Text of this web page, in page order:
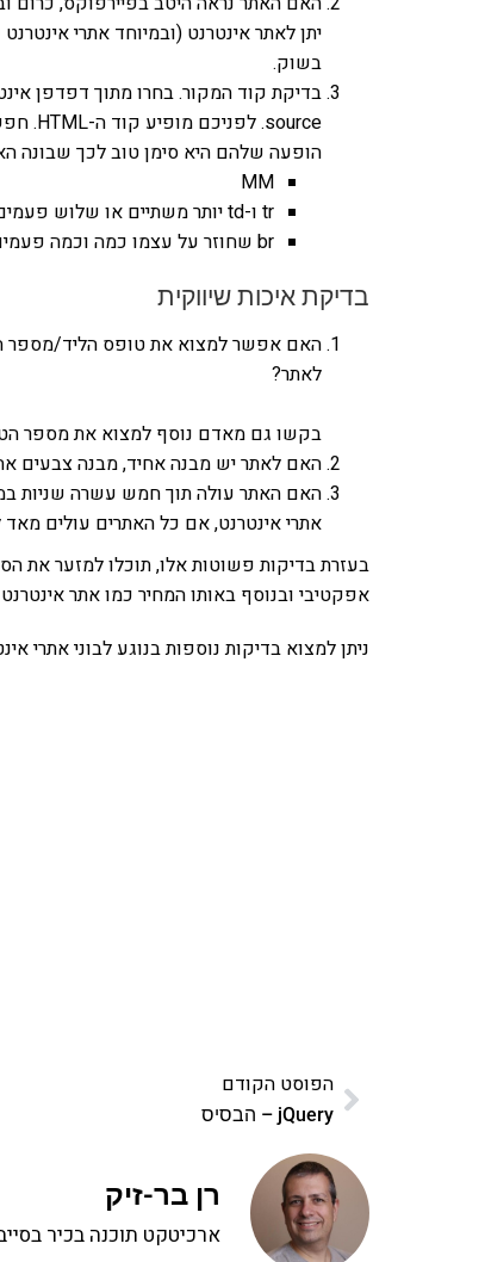
יתן לאתר אינטרנט (ובמיוחד אתרי
בשוק.
הופעה שלהם היא סימן טוב לכך שבונה
MM
tr ו-td יותר משתיים או שלוש פעמים
br שחוזר על עצמו כמה וכמה פעמים רצוף
בדיקת איכות שיווקית
האם אפשר למצוא את טופס הליד/מספר
לאתר?
בקשו גם מאדם נוסף למצוא את מספר
האם לאתר יש מבנה אחיד, מבנה צבעים
אתרי אינטרנט, אם כל האתרים עולים
בעזרת בדיקות פשוטות אלו, תוכלו למזער את
אפקטיבי ובנוסף באותו המחיר כמו אתר אינטרנט
ניתן למצוא בדיקות נוספות בנוגע לבוני אתרי
הפוסט הקודם
jQuery – הבסיס
רן בר-זיק
ארכיטקט תוכנה בכיר